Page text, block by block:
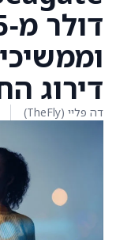
דירוג
דה פליי (TheFly)